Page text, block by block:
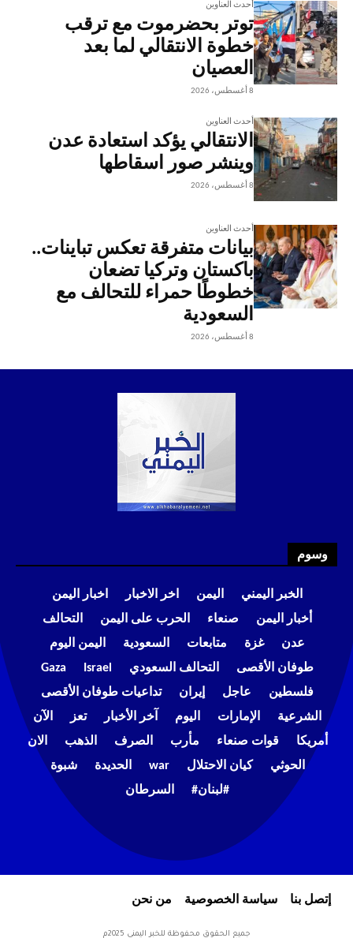
أحدث العناوين
توتر بحضرموت مع ترقب
خطوة الانتقالي لما بعد
العصيان
8 أغسطس، 2026
أحدث العناوين
الانتقالي يؤكد استعادة عدن
وينشر صور اسقاطها
8 أغسطس، 2026
أحدث العناوين
بيانات متفرقة تعكس تباينات..
باكستان وتركيا تضعان
خطوطًا حمراء للتحالف مع
السعودية
8 أغسطس، 2026
وسوم
الخبر اليمني اليمن اخر الاخبار
اخبار اليمن
أخبار اليمن
صنعاء الحرب على اليمن
التحالف
عدن
غزة متابعات السعودية
اليمن اليوم
طوفان الأقصى
التحالف السعودي Israel
Gaza
فلسطين
عاجل إيران
تداعيات طوفان الأقصى
الشرعية
الإمارات اليوم آخر الأخبار تعز
الآن
أمريكا
قوات صنعاء مأرب الصرف الذهب
الان
الحوثي
كيان الاحتلال war الحديدة
شبوة
#لبنان#
السرطان
إتصل بنا سياسة الخصوصية من نحن
جميع الحقوق محفوظة للخبر اليمني 2025م